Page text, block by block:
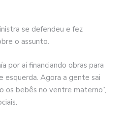
se defendeu e fez
o assunto.
por aí financiando obras para
esquerda. Agora a gente sai
os bebês no ventre materno”,